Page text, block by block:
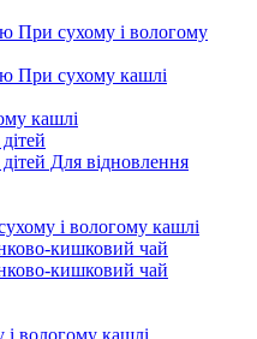
При сухому і вологому
При сухому кашлі
кашлі
Для відновлення
і вологому кашлі
кишковий чай
кишковий чай
і вологому кашлі